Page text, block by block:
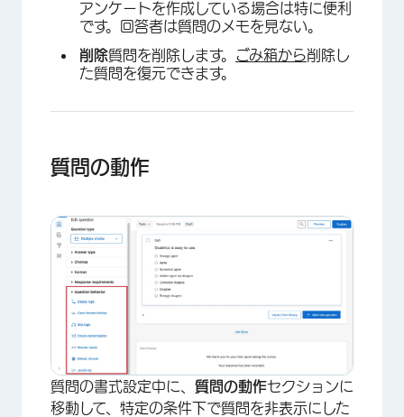
アンケートを作成している場合は特に便利
です。回答者は質問のメモを見ない。
削除質問を削除します。 ごみ箱から削除し
た質問を復元できます。
質問の動作
質問の書式設定中に、 質問の動作セクションに
移動して、特定の条件下で質問を非表示にした